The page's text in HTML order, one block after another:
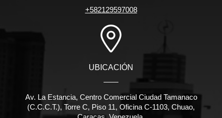
+582129597008
UBICACIÓN
Av. La Estancia, Centro Comercial Ciudad Tamanaco
(C.C.C.T.), Torre C, Piso 11, Oficina C-1103, Chuao,